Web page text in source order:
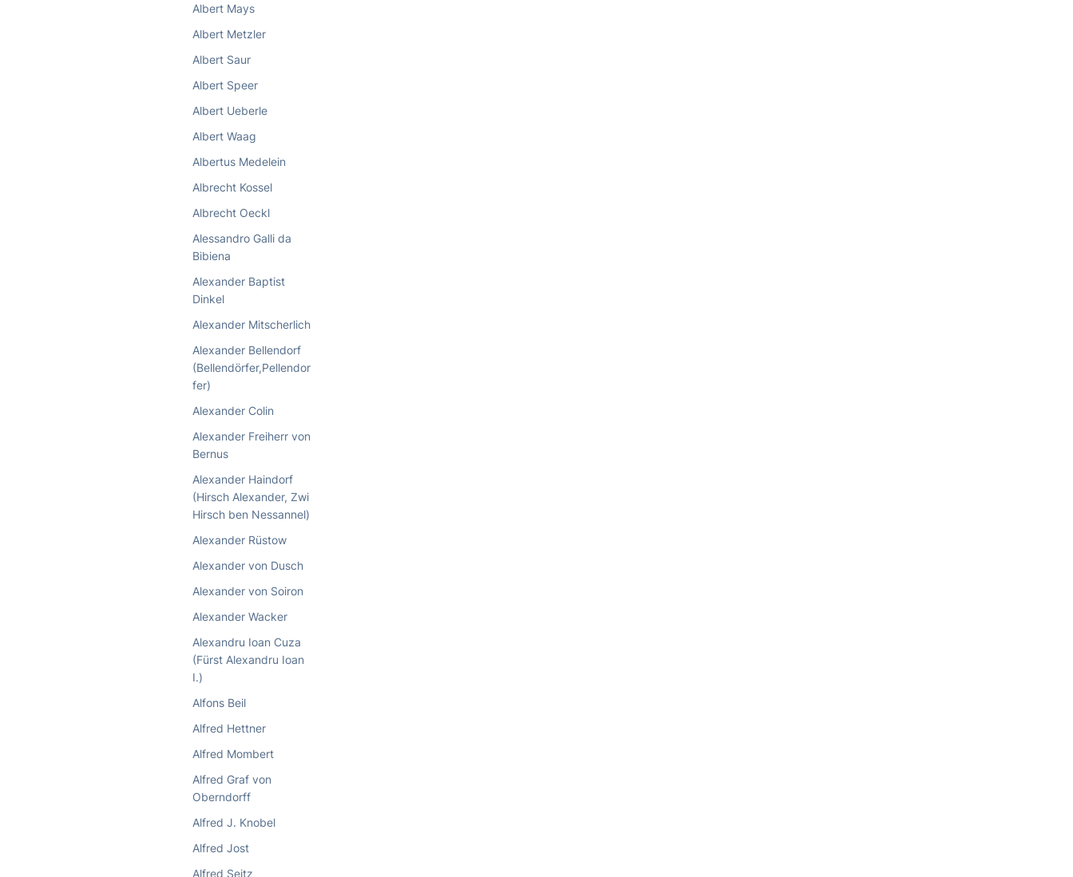
Albert Mays
Albert Metzler
Albert Saur
Albert Speer
Albert Ueberle
Albert Waag
Albertus Medelein
Albrecht Kossel
Albrecht Oeckl
Alessandro Galli da
Bibiena
Alexander Baptist
Dinkel
Alexander Mitscherlich
Alexander Bellendorf
(Bellendörfer,Pellendor
fer)
Alexander Colin
Alexander Freiherr von
Bernus
Alexander Haindorf
(Hirsch Alexander, Zwi
Hirsch ben Nessannel)
Alexander Rüstow
Alexander von Dusch
Alexander von Soiron
Alexander Wacker
Alexandru Ioan Cuza
(Fürst Alexandru Ioan
I.)
Alfons Beil
Alfred Hettner
Alfred Mombert
Alfred Graf von
Oberndorff
Alfred J. Knobel
Alfred Jost
Alfred Seitz